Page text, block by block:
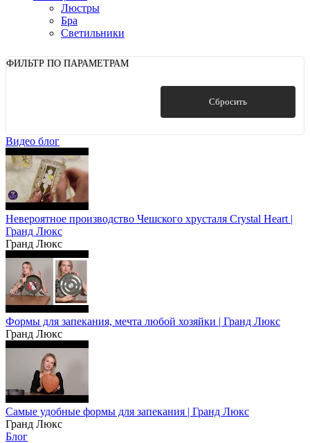
Люстры
Бра
Светильники
ФИЛЬТР ПО ПАРАМЕТРАМ
Сбросить
Видео блог
Невероятное производство Чешского хрусталя Crystal Heart |
Гранд Люкс
Гранд Люкс
Формы для запекания, мечта любой хозяйки | Гранд Люкс
Гранд Люкс
Самые удобные формы для запекания | Гранд Люкс
Гранд Люкс
Блог